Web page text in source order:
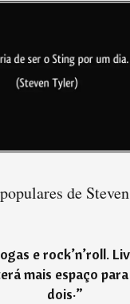
de
e rock’n’roll.
mais espaço
dois·”